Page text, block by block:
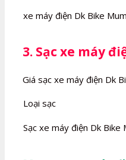
xe máy điện Dk Bike
3. Sạc xe máy
Giá sạc xe máy điện Dk
Loại sạc
Sạc xe máy điện Dk Bike